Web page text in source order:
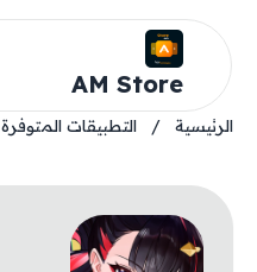
AM Store
الرئيسية / التطبيقات المتوفرة